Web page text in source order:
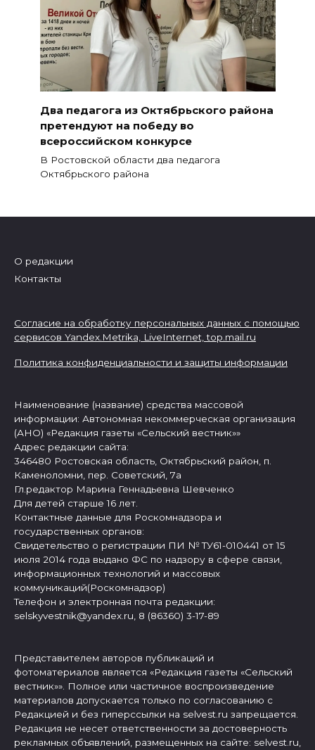
Два педагога из Октябрьского района
претендуют на победу во
всероссийском конкурсе
В Ростовской области два педагога
Октябрьского района
О редакции
Контакты
Согласие на обработку персональных данных с помощью
сервисов Yandex.Metrika, LiveInternet,top.mail.ru
Политика конфиденциальности и защиты информации
Наименование (название) средства массовой
информации: Автономная некоммерческая организация
(АНО) «Редакция газеты «Сельский вестник»»
Адрес редакции сайта:
346480 Ростовская область, Октябрьский район, п.
Каменоломни, пер. Советский, 7а
Гл.редактор Марина Геннадьевна Шевченко
Для детей старше 16 лет.
Контактные данные для Роскомнадзора и
государственных органов:
Свидетельство о регистрации ПИ № ТУ61-010441 от 15
июля 2014 года выдано ФС по надзору в сфере связи,
информационных технологий и массовых
коммуникаций(Роскомнадзор)
Телефон и электронная почта редакции:
selskyvestnik@yandex.ru, 8 (86360) 3-17-89
Представителем авторов публикаций и
фотоматериалов является «Редакция газеты «Сельский
вестник»». Полное или частичное воспроизведение
материалов допускается только по согласованию с
Редакцией и без гиперссылки на selvest.ru запрещается.
Редакция не несет ответственности за достоверность
рекламных объявлений, размещенных на сайте: selvest.ru,